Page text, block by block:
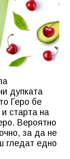
дупката
Геро бе
старта на
Вероятно
за да не
гледат едно